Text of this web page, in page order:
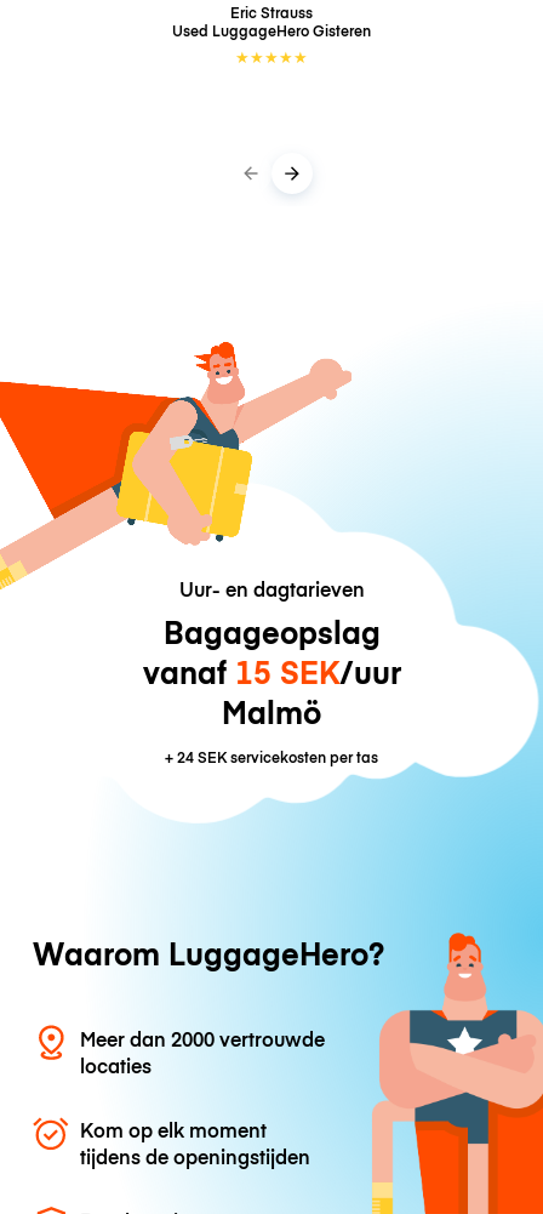
Eric Strauss
Used LuggageHeroGisteren
★★★★★
Uur- en dagtarieven
Bagageopslag
vanaf 15 SEK/uur
Malmö
+24 SEKservicekosten per tas
Waarom LuggageHero?
Meer dan 2000 vertrouwde
locaties
Kom op elk moment
tijdens de openingstijden